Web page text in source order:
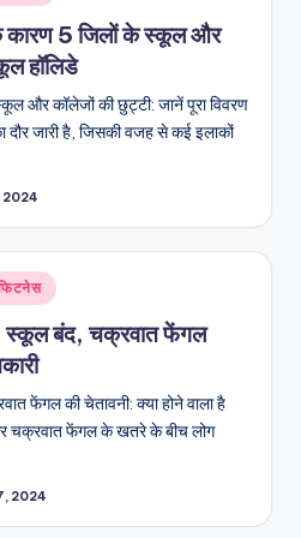
के कारण 5 जिलों के स्कूल और
हॉलिडे
और कॉलेजों की छुट्टी: जानें पूरा विवरण
दौर जारी है, जिसकी वजह से कई इलाकों
2024
स्कूल बंद, चक्रवात फेंगल
फेंगल की चेतावनी: क्या होने वाला है
चक्रवात फेंगल के खतरे के बीच लोग
2024